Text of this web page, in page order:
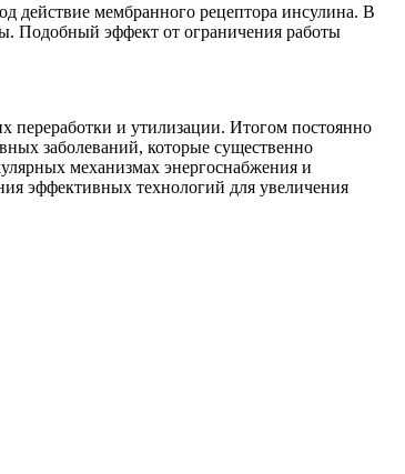
действие мембранного рецептора инсулина. В
Подобный эффект от ограничения работы
переработки и утилизации. Итогом постоянно
заболеваний, которые существенно
механизмах энергоснабжения и
эффективных технологий для увеличения